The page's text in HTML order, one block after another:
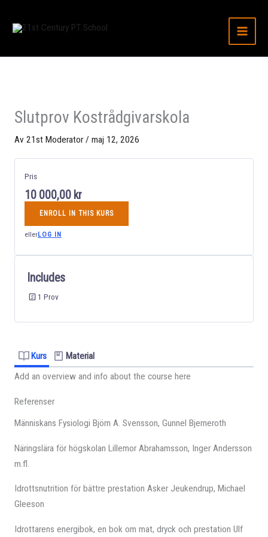
Slutprov Kostrådgivarskola
Av 21st Moderator/ maj 12, 2026
Kurs
Material
Add an overview and info about the course here
Referenser
Människans Fysiologi Björn A. Svensson, Gunnel Bjerneroth
Näringslära för högskolan Lillemor Abrahamsson, Inger Andersson
m.fl.
Idrottsnutrition för bättre prestation Asker Jeukendrup, Michael
Gleeson
Idrottarens energibok, en bok om mat, dryck och prestation Ulf
Pris
10 000,00 kr
ENROLL IN THIS KURS
ellerLOG IN
Includes
1 Prov